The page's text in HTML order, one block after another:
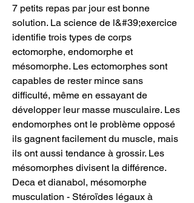
7 petits repas par jour est bonne
solution. La science de l&#39;exercice
identifie trois types de corps
ectomorphe, endomorphe et
mésomorphe. Les ectomorphes sont
capables de rester mince sans
difficulté, même en essayant de
développer leur masse musculaire. Les
endomorphes ont le problème opposé
ils gagnent facilement du muscle, mais
ils ont aussi tendance à grossir. Les
mésomorphes divisent la différence.
Deca et dianabol, mésomorphe
musculation - Stéroïdes légaux à